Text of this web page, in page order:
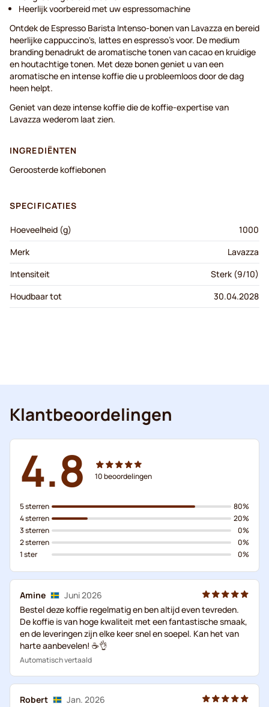
Heerlijk voorbereid met uw espressomachine
Ontdek de Espresso Barista Intenso-bonen van Lavazza en bereid
heerlijke cappuccino's, lattes en espresso's voor. De medium
branding benadrukt de aromatische tonen van cacao en kruidige
en houtachtige tonen. Met deze bonen geniet u van een
aromatische en intense koffie die u probleemloos door de dag
heen helpt.
Geniet van deze intense koffie die de koffie-expertise van
Lavazza wederom laat zien.
INGREDIËNTEN
Geroosterde koffiebonen
SPECIFICATIES
Hoeveelheid (g)
1000
Merk
Lavazza
Intensiteit
Sterk (9/10)
Houdbaar tot
30.04.2028
Klantbeoordelingen
4.8 10beoordelingen
5 sterren
4 sterren
3 sterren
2 sterren
1 ster
80%
20%
0%
0%
0%
Amine
Juni 2026
Bestel deze koffie regelmatig en ben altijd even tevreden.
De koffie is van hoge kwaliteit met een fantastische smaak,
en de leveringen zijn elke keer snel en soepel. Kan het van
harte aanbevelen! ☕👌
Automatisch vertaald
Robert
Jan. 2026